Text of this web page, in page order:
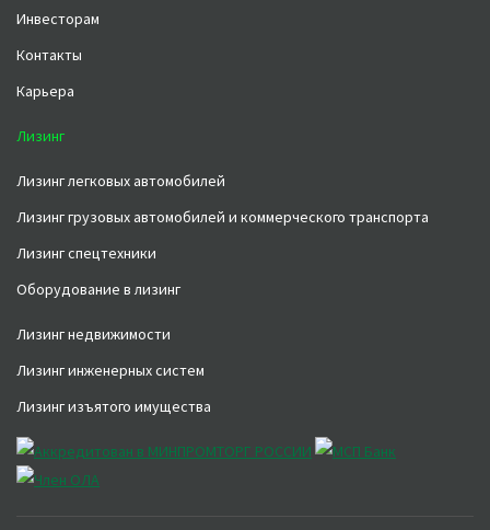
Инвесторам
Контакты
Карьера
Лизинг
Лизинг легковых автомобилей
Лизинг грузовых автомобилей и коммерческого транспорта
Лизинг спецтехники
Оборудование в лизинг
Лизинг недвижимости
Лизинг инженерных систем
Лизинг изъятого имущества